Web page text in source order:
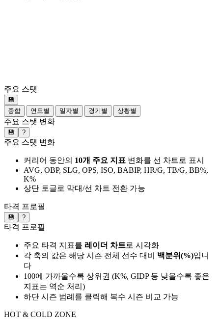
주요 스탯
💾
종합
연도별 일자별 경기별 상황별
주요 스탯 변화
💾 ?
주요 스탯 변화
커리어 동안의 10개 주요 지표 변화를 선 차트로 표시
AVG, OBP, SLG, OPS, ISO, BABIP, HR/G, TB/G, BB%,
K%
상단 토글로 막대/선 차트 전환 가능
타격 프로필
💾 ?
타격 프로필
주요 타격 지표를 레이더 차트로 시각화
각 축의 값은 해당 시즌 전체 선수 대비 백분위(%)입니
다
100에 가까울수록 상위권 (K%, GIDP 등 낮을수록 좋은
지표는 역순 처리)
하단 시즌 범례를 클릭해 복수 시즌 비교 가능
HOT & COLD ZONE